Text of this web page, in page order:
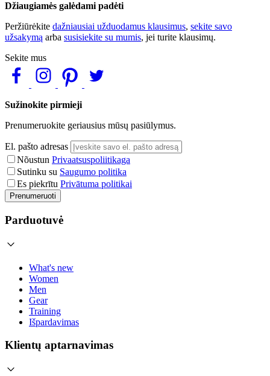
Džiaugiamės galėdami padėti
Peržiūrėkite dažniausiai užduodamus klausimus, sekite savo
užsakymą arba susisiekite su mumis, jei turite klausimų.
Sekite mus
Sužinokite pirmieji
Prenumeruokite geriausius mūsų pasiūlymus.
El. pašto adresas
Nõustun Privaatsuspoliitikaga
Sutinku su Saugumo politika
Es piekrītu Privātuma politikai
Prenumeruoti
Parduotuvė
What's new
Women
Men
Gear
Training
Išpardavimas
Klientų aptarnavimas